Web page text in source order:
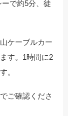
で約5分、徒
ケーブルカー
す。1時間に2
。
ご確認くださ